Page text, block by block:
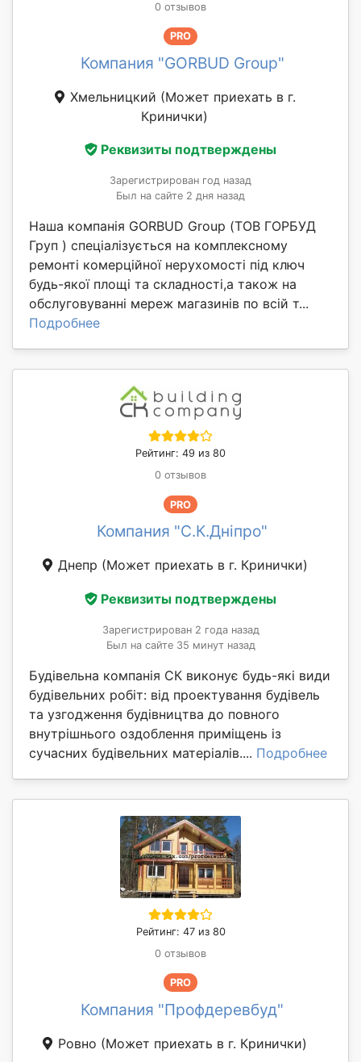
0 отзывов
PRO
Компания "GORBUD Group"
Хмельницкий (Может приехать в г.
Кринички)
Реквизиты подтверждены
Зарегистрирован год назад
Был на сайте 2 дня назад
Наша компанія GORBUD Group (ТОВ ГОРБУД
Груп ) спеціалізується на комплексному
ремонті комерційної нерухомості під ключ
будь-якої площі та складності,а також на
обслуговуванні мереж магазинів по всій т...
Подробнее
Рейтинг: 49 из 80
0 отзывов
PRO
Компания "С.К.Дніпро"
Днепр (Может приехать в г. Кринички)
Реквизиты подтверждены
Зарегистрирован 2 года назад
Был на сайте 35 минут назад
Будівельна компанія СК виконує будь-які види
будівельних робіт: від проектування будівель
та узгодження будівництва до повного
внутрішнього оздоблення приміщень із
сучасних будівельних матеріалів.... Подробнее
Рейтинг: 47 из 80
0 отзывов
PRO
Компания "Профдеревбуд"
Ровно (Может приехать в г. Кринички)